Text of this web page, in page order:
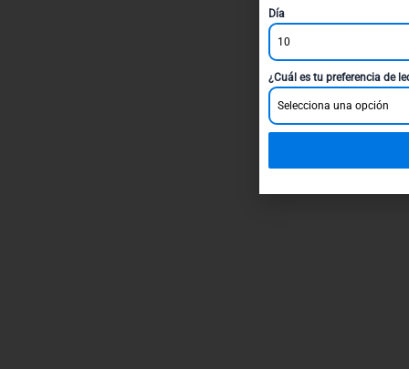
Día
10
¿Cuál es tu preferencia de
Selecciona una opción